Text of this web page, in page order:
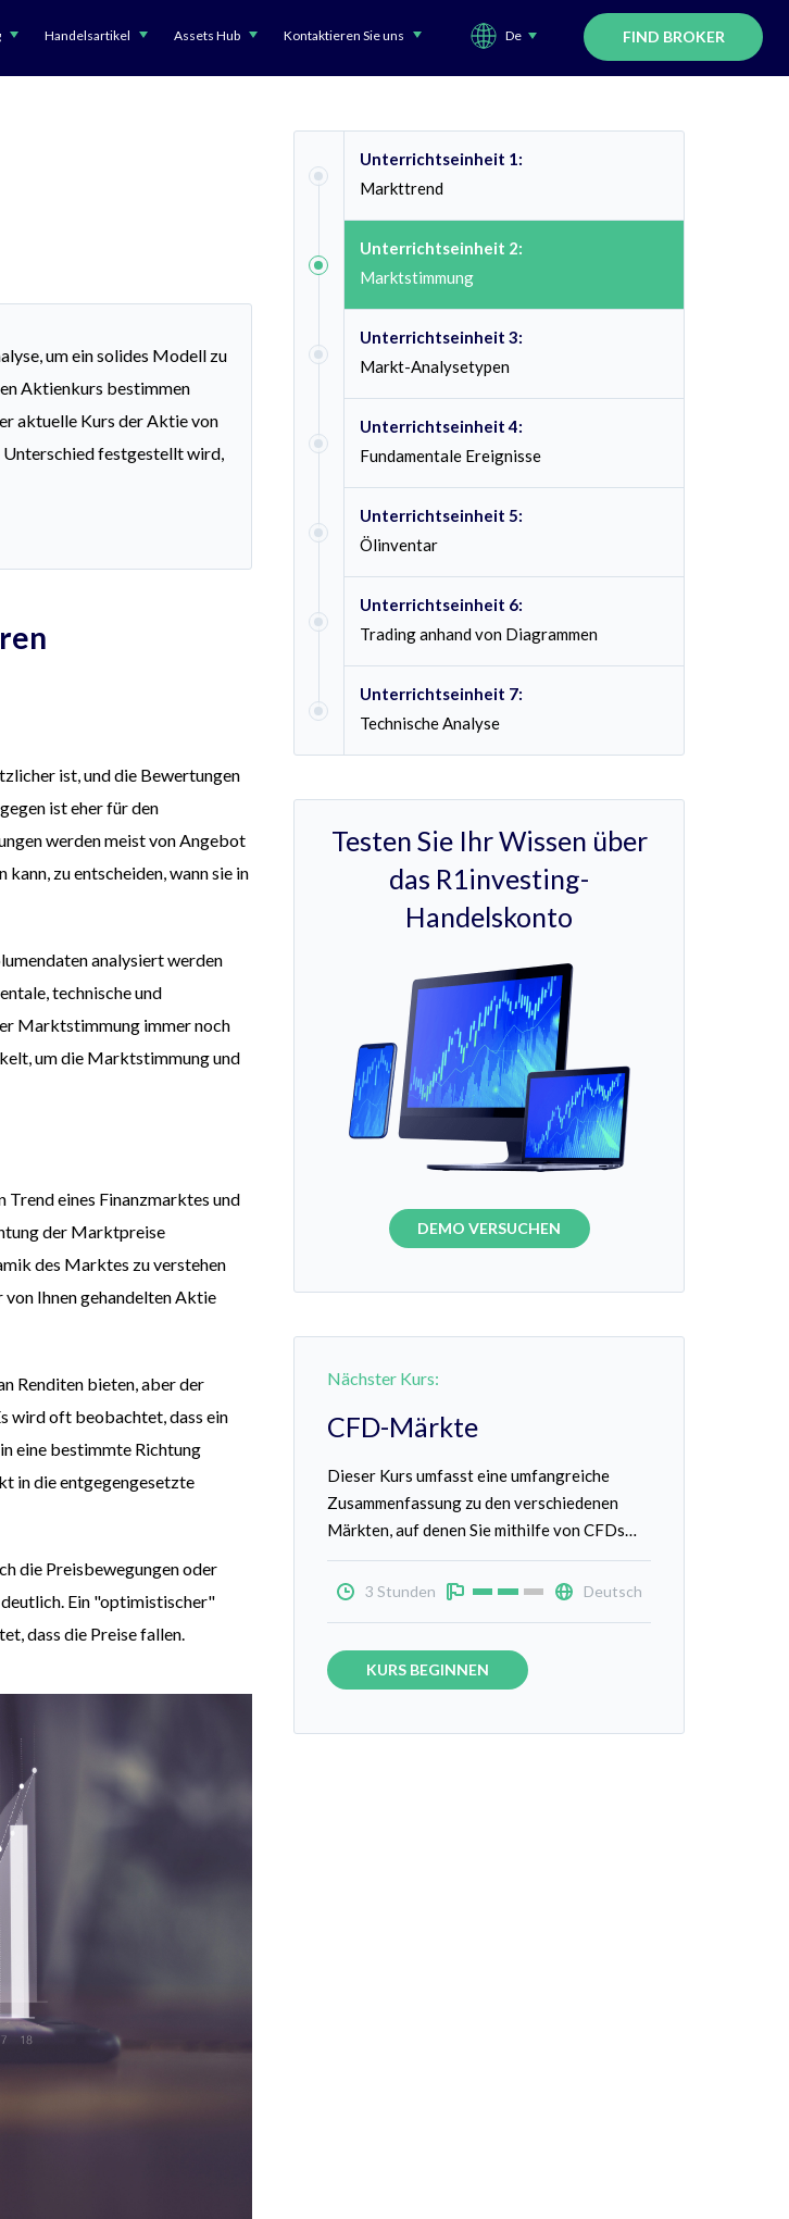
Handelsartikel Assets Hub Kontaktieren Sie uns De FIND BROKER
um ein solides Modell zu
Aktienkurs bestimmen
aktuelle Kurs der Aktie von
festgestellt wird,
ist, und die Bewertungen
ist eher für den
werden meist von Angebot
zu entscheiden, wann sie in
analysiert werden
technische und
Marktstimmung immer noch
um die Marktstimmung und
eines Finanzmarktes und
der Marktpreise
des Marktes zu verstehen
Ihnen gehandelten Aktie
Renditen bieten, aber der
wird oft beobachtet, dass ein
eine bestimmte Richtung
in die entgegengesetzte
die Preisbewegungen oder
Ein "optimistischer"
dass die Preise fallen.
Unterrichtseinheit 1:
Markttrend
Unterrichtseinheit 2:
Marktstimmung
Unterrichtseinheit 3:
Markt-Analysetypen
Unterrichtseinheit 4:
Fundamentale Ereignisse
Unterrichtseinheit 5:
Ölinventar
Unterrichtseinheit 6:
Trading anhand von Diagrammen
Unterrichtseinheit 7:
Technische Analyse
Testen Sie Ihr Wissen über
das R1investing-
Handelskonto
DEMO VERSUCHEN
Nächster Kurs:
CFD-Märkte
Dieser Kurs umfasst eine umfangreiche
Zusammenfassung zu den verschiedenen
Märkten, auf denen Sie mithilfe von CFDs
Handel treiben können. Entwickeln Sie ein
tiefgründigeres Verständnis dafür, wie und
3 Stunden Deutsch
KURS BEGINNEN